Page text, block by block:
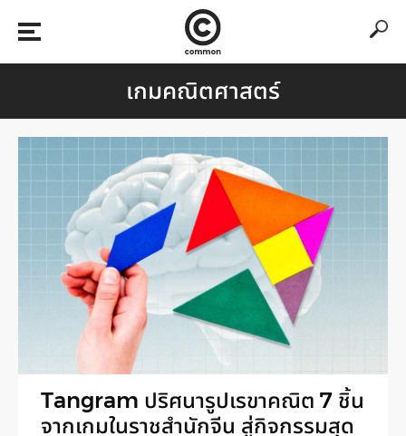
เกมคณิตศาสตร์
Tangram ปริศนารูปเรขาคณิต 7 ชิ้น
จากเกมในราชสำนักจีน สู่กิจกรรมสุด